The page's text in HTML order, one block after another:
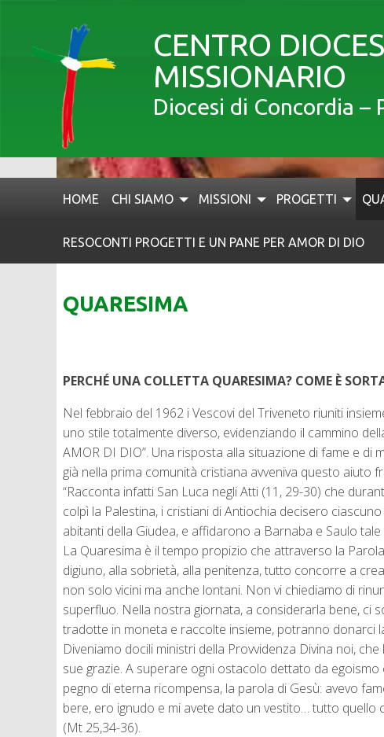
content
CENTRO
MISSIONARIO
Diocesi di Concordia –
HOME CHI SIAMO MISSIONI PROGETTI
RESOCONTI PROGETTI E UN PANE PER AMOR DI DIO
QUARESIMA
PERCHÉ UNA COLLETTA QUARESIMA? COME È
Nel febbraio del 1962 i Vescovi del Triveneto riuniti
uno stile totalmente diverso, evidenziando il cammino
AMOR DI DIO”. Una risposta alla situazione di fame e di
già nella prima comunità cristiana avveniva questo aiuto
“Racconta infatti San Luca negli Atti (11, 29-30) che
colpì la Palestina, i cristiani di Antiochia decisero
abitanti della Giudea, e affidarono a Barnaba e Saulo tale
La Quaresima è il tempo propizio che attraverso la
digiuno, alla sobrietà, alla penitenza, tutto concorre a
non solo vicini ma anche lontani. Non vi chiediamo di
superfluo. Nella nostra giornata, a considerarla bene, ci
tradotte in moneta e raccolte insieme, potranno donarci
Diveniamo docili ministri della Provvidenza Divina noi,
sue grazie. A superare ogni ostacolo dettato da
pegno di eterna ricompensa, la parola di Gesù: avevo
bere, ero ignudo e mi avete dato un vestito… tutto quello
(Mt 25,34-36).